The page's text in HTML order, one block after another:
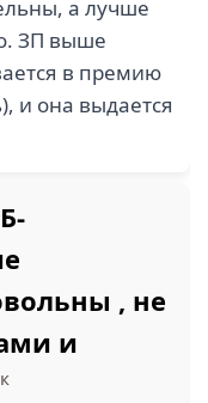
а лучше
ЗП выше
в премию
и она выдается
, не
и